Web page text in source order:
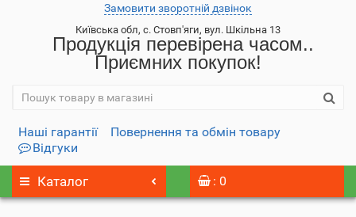
Замовити зворотній дзвінок
Київська обл, с. Стовп'яги, вул. Шкільна 13
Продукція перевірена часом..
Приємних покупок!
Наші гарантії
Повернення та обмін товару
Відгуки
Каталог : 0